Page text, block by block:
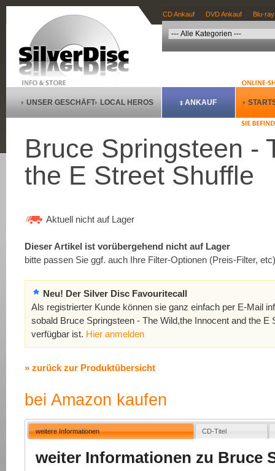
CD Ankauf DVD Ankauf Blu-
UNSER GESCHÄFT LOCAL HEROS ANKAUF
Bruce Springsteen -
the E Street Shuffle
Aktuell nicht auf Lager
Dieser Artikel ist vorübergehend nicht auf Lager
bitte passen Sie ggf. auch Ihre Filter-Optionen (Preis-Filter,
Neu! Der Silver Disc Favouritecall
Als registrierter Kunde können sie ganz einfach per E-Mail
sobald Bruce Springsteen - The Wild,the Innocent and the E
verfügbar ist. Hier anmelden
» zurück zur Produktübersicht
bei Amazon kaufen
weitere Informationen CD-Titel
weiter Informationen zu Bruce